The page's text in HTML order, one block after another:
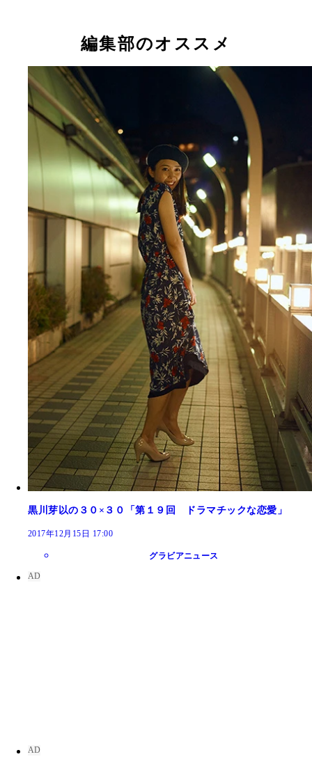
編集部のオススメ
黒川芽以の３０×３０「第１９回 ドラマチックな恋愛」
2017年12月15日 17:00
グラビアニュース